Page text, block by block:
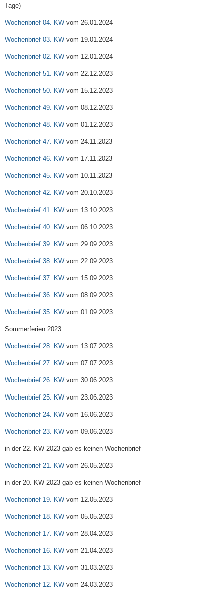
Tage)
Wochenbrief 04. KW vom 26.01.2024
Wochenbrief 03. KW vom 19.01.2024
Wochenbrief 02. KW vom 12.01.2024
Wochenbrief 51. KW vom 22.12.2023
Wochenbrief 50. KW vom 15.12.2023
Wochenbrief 49. KW vom 08.12.2023
Wochenbrief 48. KW vom 01.12.2023
Wochenbrief 47. KW vom 24.11.2023
Wochenbrief 46. KW vom 17.11.2023
Wochenbrief 45. KW vom 10.11.2023
Wochenbrief 42. KW vom 20.10.2023
Wochenbrief 41. KW vom 13.10.2023
Wochenbrief 40. KW vom 06.10.2023
Wochenbrief 39. KW vom 29.09.2023
Wochenbrief 38. KW vom 22.09.2023
Wochenbrief 37. KW vom 15.09.2023
Wochenbrief 36. KW vom 08.09.2023
Wochenbrief 35. KW vom 01.09.2023
Sommerferien 2023
Wochenbrief 28. KW vom 13.07.2023
Wochenbrief 27. KW vom 07.07.2023
Wochenbrief 26. KW vom 30.06.2023
Wochenbrief 25. KW vom 23.06.2023
Wochenbrief 24. KW vom 16.06.2023
Wochenbrief 23. KW vom 09.06.2023
in der 22. KW 2023 gab es keinen Wochenbrief
Wochenbrief 21. KW vom 26.05.2023
in der 20. KW 2023 gab es keinen Wochenbrief
Wochenbrief 19. KW vom 12.05.2023
Wochenbrief 18. KW vom 05.05.2023
Wochenbrief 17. KW vom 28.04.2023
Wochenbrief 16. KW vom 21.04.2023
Wochenbrief 13. KW vom 31.03.2023
Wochenbrief 12. KW vom 24.03.2023